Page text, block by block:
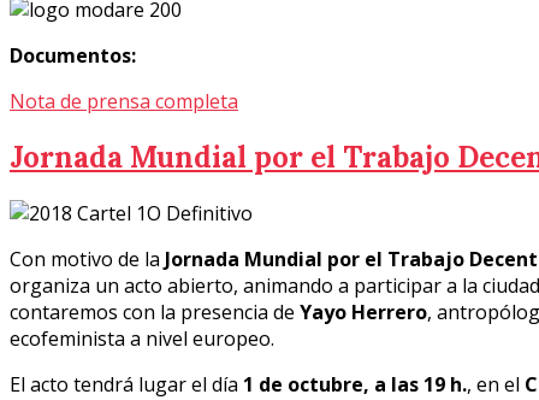
Documentos:
Nota de prensa completa
Jornada Mundial por el Trabajo
Con motivo de la Jornada Mundial por el Trabajo
organiza un acto abierto, animando a participar a la
contaremos con la presencia de Yayo Herrero,
ecofeminista a nivel europeo.
El acto tendrá lugar el día 1 de octubre, a las 19 h., en el